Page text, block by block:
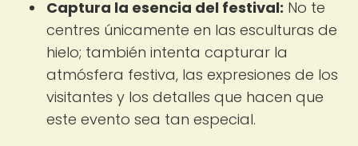
Captura la esencia del festival: No te
centres únicamente en las esculturas de
hielo; también intenta capturar la
atmósfera festiva, las expresiones de los
visitantes y los detalles que hacen que
este evento sea tan especial.